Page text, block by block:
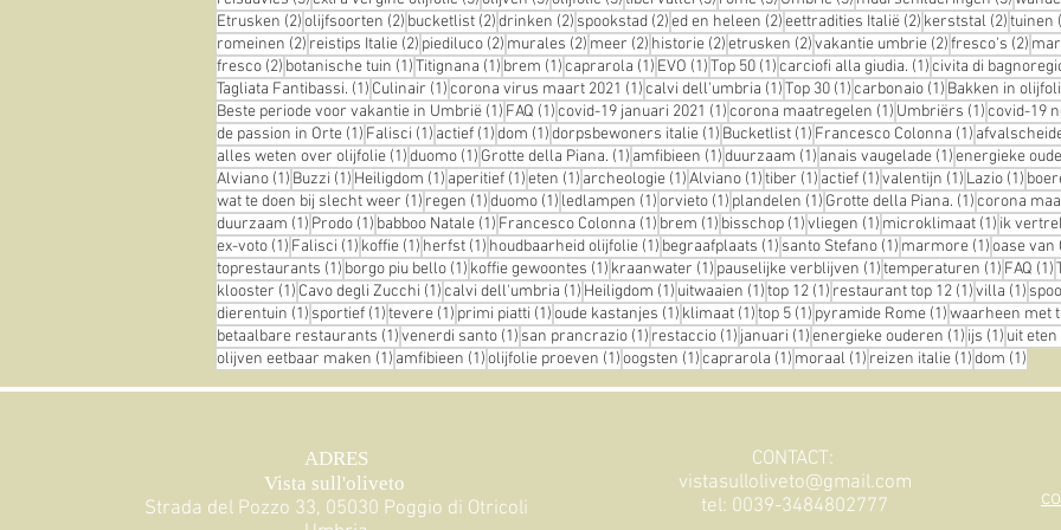
Etrusken (2)2 posts
olijfsoorten (2) 2 posts
bucketlist (2)2 posts
drinken (2) 2 posts
spookstad (2)2 posts
ed en heleen (2)2 posts
eettradities Italië (2) 2 posts
kerststal (2)2 posts
tuinen
romeinen (2) 2 posts
reistips Italie (2) 2 posts
piediluco (2) 2 posts
murales (2) 2 posts
meer (2) 2 posts
historie (2)2 posts
etrusken (2)2 posts
vakantie umbrie (2)2 posts
fresco's (2) 2
fresco (2) 2 posts
botanische tuin (1)1 post
Titignana (1) 1 post
brem (1)1 post
caprarola (1) 1 post
EVO (1)1 post
Top 50 (1)1 post
carciofi alla giudia. (1)1 post
civita di
Tagliata Fantibassi. (1) 1 post
Culinair (1)1 post
corona virus maart 2021 (1)1 post
calvi dell'umbria (1)1 post
Top 30 (1)1 post
carbonaio (1) 1 post
Bakken in
Beste periode voor vakantie in Umbrië (1) 1 post
FAQ (1)1 post
covid-19 januari 2021 (1)1 post
corona maatregelen (1) 1 post
Umbriërs (1)1 post
covid-19
de passion in Orte (1) 1 post
Falisci (1) 1 post
actief (1)1 post
dom (1)1 post
dorpsbewoners italie (1) 1 post
Bucketlist (1) 1 post
Francesco Colonna (1) 1 post
alles weten over olijfolie (1)1 post
duomo (1) 1 post
Grotte della Piana. (1) 1 post
amfibieen (1)1 post
duurzaam (1) 1 post
anais vaugelade (1)1 post
energieke
Alviano (1) 1 post
Buzzi (1) 1 post
Heiligdom (1) 1 post
aperitief (1)1 post
eten (1) 1 post
archeologie (1)1 post
Alviano (1)1 post
tiber (1) 1 post
actief (1)1 post
valentijn (1) 1 post
Lazio (1) 1
wat te doen bij slecht weer (1) 1 post
regen (1)1 post
duomo (1) 1 post
ledlampen (1)1 post
orvieto (1) 1 post
plandelen (1) 1 post
Grotte della Piana. (1)1 post
corona
duurzaam (1) 1 post
Prodo (1) 1 post
babboo Natale (1) 1 post
Francesco Colonna (1) 1 post
brem (1) 1 post
bisschop (1)1 post
vliegen (1) 1 post
microklimaat (1) 1 post
ik
ex-voto (1) 1 post
Falisci (1) 1 post
koffie (1) 1 post
herfst (1) 1 post
houdbaarheid olijfolie (1) 1 post
begraafplaats (1) 1 post
santo Stefano (1) 1 post
marmore (1)1 post
oase van
toprestaurants (1) 1 post
borgo piu bello (1) 1 post
koffie gewoontes (1) 1 post
kraanwater (1) 1 post
pauselijke verblijven (1)1 post
temperaturen (1) 1 post
FAQ (1)
klooster (1) 1 post
Cavo degli Zucchi (1)1 post
calvi dell'umbria (1) 1 post
Heiligdom (1) 1 post
uitwaaien (1)1 post
top 12 (1) 1 post
restaurant top 12 (1)1 post
villa (1) 1
dierentuin (1) 1 post
sportief (1)1 post
tevere (1) 1 post
primi piatti (1)1 post
oude kastanjes (1) 1 post
klimaat (1)1 post
top 5 (1) 1 post
pyramide Rome (1)1 post
waarheen met
betaalbare restaurants (1)1 post
venerdi santo (1) 1 post
san prancrazio (1) 1 post
restaccio (1) 1 post
januari (1)1 post
energieke ouderen (1) 1 post
ijs (1) 1 post
uit eten
olijven eetbaar maken (1) 1 post
amfibieen (1)1 post
olijfolie proeven (1)1 post
oogsten (1)1 post
caprarola (1) 1 post
moraal (1) 1 post
reizen italie (1)1 post
dom (1)
ADRES
Vista sull'oliveto
Strada del Pozzo 33, 05030 Poggio di Otricoli
CONTACT:
vistasulloliveto@gmail.com
tel: 0039-3484802777